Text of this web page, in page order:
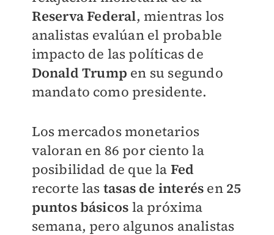
Reserva Federal, mientras los
analistas evalúan el probable
impacto de las políticas de
Donald Trump en su segundo
mandato como presidente.
Los mercados monetarios
valoran en 86 por ciento la
posibilidad de que la Fed
recorte las tasas de interés en 25
puntos básicos la próxima
semana, pero algunos analistas